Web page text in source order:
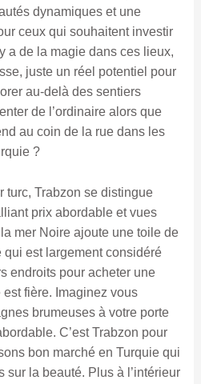
dynamiques et une
ceux qui souhaitent investir
a de la magie dans ces lieux,
juste un réel potentiel pour
au-delà des sentiers
de l’ordinaire alors que
au coin de la rue dans les
?
turc, Trabzon se distingue
prix abordable et vues
mer Noire ajoute une toile de
est largement considéré
endroits pour acheter une
fière. Imaginez vous
brumeuses à votre porte
C’est Trabzon pour
bon marché en Turquie qui
sur la beauté. Plus à l’intérieur